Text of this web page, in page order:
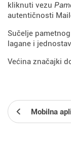
kliknuti vezu
autentičnosti
Sučelje
lagane i
Većina značajki
Mobilna